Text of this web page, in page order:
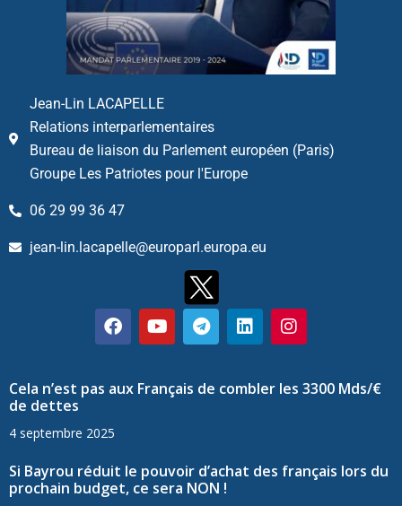
Jean-Lin LACAPELLE
Relations interparlementaires
Bureau de liaison du Parlement européen (Paris)
Groupe Les Patriotes pour l'Europe
06 29 99 36 47
jean-lin.lacapelle@europarl.europa.eu
Cela n’est pas aux Français de combler les 3300 Mds/€
de dettes
4 septembre 2025
Si Bayrou réduit le pouvoir d’achat des français lors du
prochain budget, ce sera NON !